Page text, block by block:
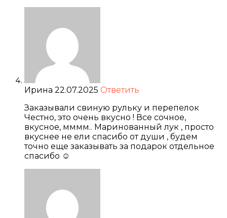
Ирина 22.07.2025 Ответить
Заказывали свиную рульку и перепелок
Честно, это очень вкусно ! Все сочное,
вкусное, мммм.. Маринованный лук , просто
вкуснее не ели спасибо от души , будем
точно еще заказывать за подарок отдельное
спасибо ☺️